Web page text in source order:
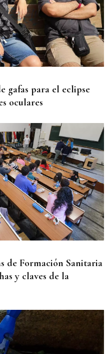
gafas para el eclipse
oculares
de Formación Sanitaria
y claves de la